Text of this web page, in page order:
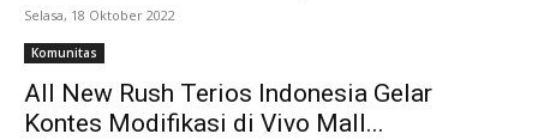
Selasa, 18 Oktober 2022
Komunitas
All New Rush Terios Indonesia Gelar
Kontes Modifikasi di Vivo Mall...